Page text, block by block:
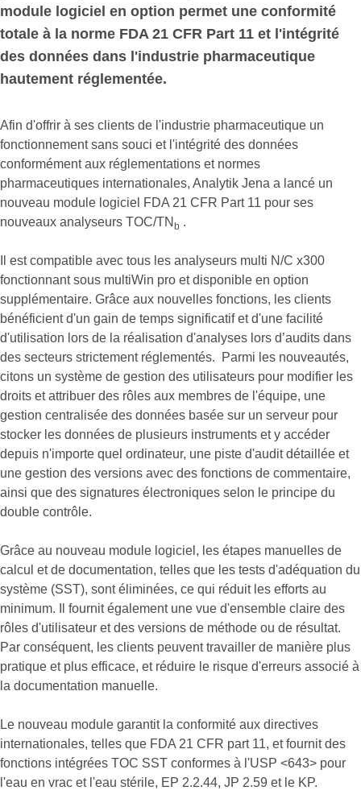
module logiciel en option permet une conformité
totale à la norme FDA 21 CFR Part 11 et l'intégrité
des données dans l'industrie pharmaceutique
hautement réglementée.
Afin d'offrir à ses clients de l'industrie pharmaceutique un
fonctionnement sans souci et l'intégrité des données
conformément aux réglementations et normes
pharmaceutiques internationales, Analytik Jena a lancé un
nouveau module logiciel FDA 21 CFR Part 11 pour ses
nouveaux analyseurs TOC/TN b .
Il est compatible avec tous les analyseurs multi N/C x300
fonctionnant sous multiWin pro et disponible en option
supplémentaire. Grâce aux nouvelles fonctions, les clients
bénéficient d'un gain de temps significatif et d'une facilité
d'utilisation lors de la réalisation d'analyses lors d’audits dans
des secteurs strictement réglementés. Parmi les nouveautés,
citons un système de gestion des utilisateurs pour modifier les
droits et attribuer des rôles aux membres de l'équipe, une
gestion centralisée des données basée sur un serveur pour
stocker les données de plusieurs instruments et y accéder
depuis n'importe quel ordinateur, une piste d'audit détaillée et
une gestion des versions avec des fonctions de commentaire,
ainsi que des signatures électroniques selon le principe du
double contrôle.
Grâce au nouveau module logiciel, les étapes manuelles de
calcul et de documentation, telles que les tests d'adéquation du
système (SST), sont éliminées, ce qui réduit les efforts au
minimum. Il fournit également une vue d'ensemble claire des
rôles d'utilisateur et des versions de méthode ou de résultat.
Par conséquent, les clients peuvent travailler de manière plus
pratique et plus efficace, et réduire le risque d'erreurs associé à
la documentation manuelle.
Le nouveau module garantit la conformité aux directives
internationales, telles que FDA 21 CFR part 11, et fournit des
fonctions intégrées TOC SST conformes à l'USP <643> pour
l'eau en vrac et l'eau stérile, EP 2.2.44, JP 2.59 et le KP.